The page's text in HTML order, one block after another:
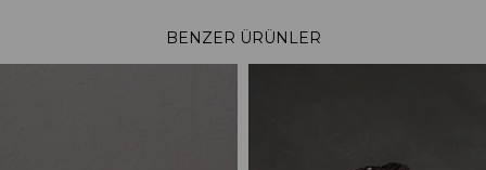
BENZER ÜRÜNLER